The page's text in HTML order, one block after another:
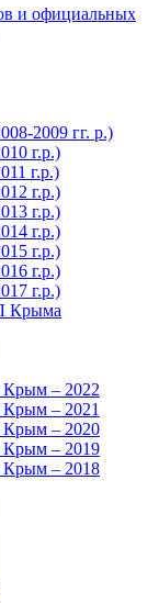
и официальных
2009 гг. р.)
г.р.)
г.р.)
г.р.)
г.р.)
г.р.)
г.р.)
г.р.)
г.р.)
Крыма
Крым – 2022
Крым – 2021
Крым – 2020
Крым – 2019
Крым – 2018